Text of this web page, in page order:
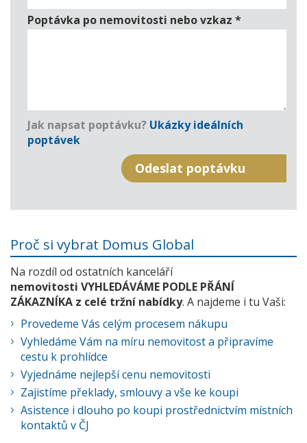
Poptávka po nemovitosti nebo vzkaz *
Jak napsat poptávku? Ukázky ideálních
poptávek
Proč si vybrat Domus Global
Na rozdíl od ostatních kanceláří
nemovitosti VYHLEDÁVÁME PODLE PŘÁNÍ
ZÁKAZNÍKA z celé tržní nabídky. A najdeme i tu Vaši:
Provedeme Vás celým procesem nákupu
Vyhledáme Vám na míru nemovitost a připravíme
cestu k prohlídce
Vyjednáme nejlepší cenu nemovitosti
Zajistíme překlady, smlouvy a vše ke koupi
Asistence i dlouho po koupi prostřednictvím místních
kontaktů v ČJ